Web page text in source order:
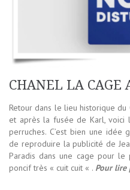
CHANEL LA CAGE
Retour dans le lieu historique du
et après la fusée de Karl, voici
perruches. C’est bien une idée
de reproduire la publicité de
Paradis dans une cage pour
poncif très « cuit cuit « . Pour lire